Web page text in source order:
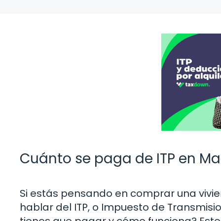
Cuánto se paga de ITP en
Si estás pensando en comprar una
hablar del ITP, o Impuesto de